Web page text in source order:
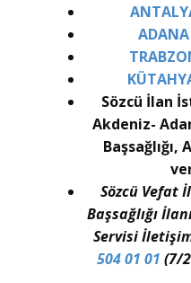
ADANA
Sözcü İlan
Akdeniz-
Başsağlığı,
Sözcü Vefat
Başsağlığı
Servisi
504 01 01 (7/